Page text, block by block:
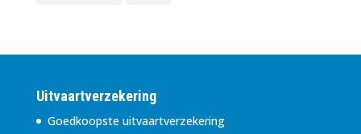
Uitvaartverzekering
Goedkoopste uitvaartverzekering